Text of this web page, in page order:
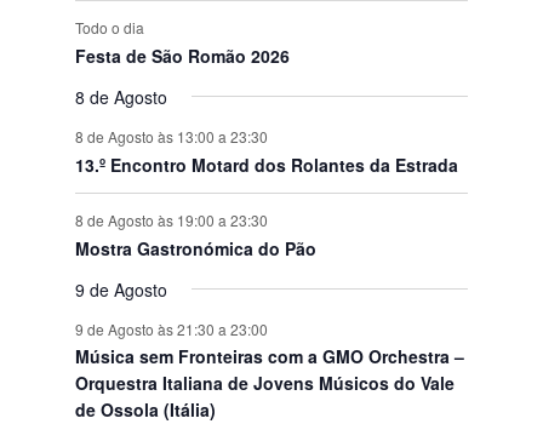
Todo o dia
Festa de São Romão 2026
8 de Agosto
8 de Agosto às 13:00 a 23:30
13.º Encontro Motard dos Rolantes da Estrada
8 de Agosto às 19:00 a 23:30
Mostra Gastronómica do Pão
9 de Agosto
9 de Agosto às 21:30 a 23:00
Música sem Fronteiras com a GMO Orchestra –
Orquestra Italiana de Jovens Músicos do Vale
de Ossola (Itália)